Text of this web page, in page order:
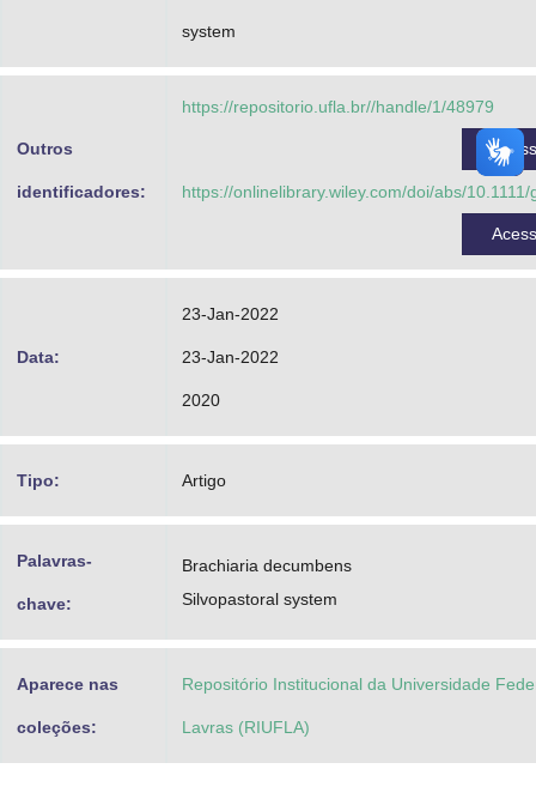
system
Outros
identificadores:
https://repositorio.ufla.br//handle/1/48979
https://onlinelibrary.wiley.com/doi/abs/
Data:
23-Jan-2022
23-Jan-2022
2020
Tipo: Artigo
Palavras-
chave:
Brachiaria decumbens
Silvopastoral system
Aparece nas
coleções:
Repositório Institucional da Universidade
Lavras (RIUFLA)